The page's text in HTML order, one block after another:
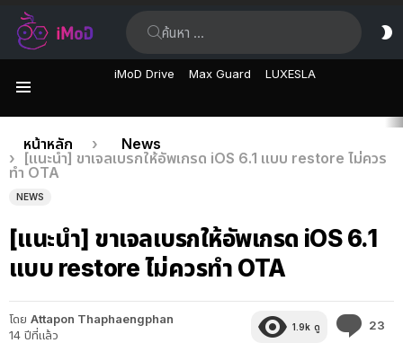
iMoD Drive Max Guard LUXESLA
เรื่อง
ล่าสุด
คุณอยู่ที่นี่:
หน้าหลัก
News
[แนะนำ] ขาเจลเบรกให้อัพเกรด iOS 6.1 แบบ restore ไม่ควร
ทำ OTA
NEWS
[แนะนำ] ขาเจลเบรกให้อัพเกรด iOS 6.1
แบบ restore ไม่ควรทำ OTA
โดย Attapon Thaphaengphan
14 ปีที่แล้ว
1.9k ดู 23